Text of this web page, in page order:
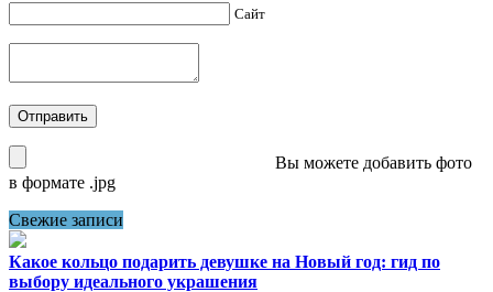
Сайт
Вы можете добавить фото
в формате .jpg
Свежие записи
Какое кольцо подарить девушке на Новый год: гид по
выбору идеального украшения